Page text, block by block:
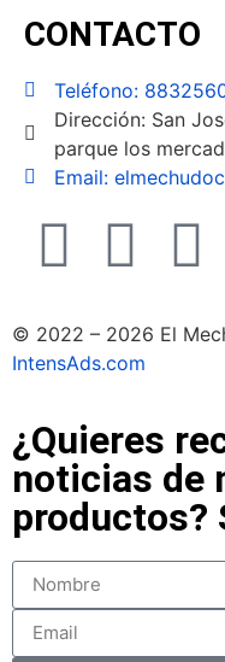
CONTACTO
Teléfono:
Dirección: San
parque los
Email:
© 2022 – 2026 El
IntensAds.com
¿Quieres
noticias de
productos?